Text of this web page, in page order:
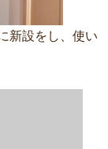
新設をし、使い